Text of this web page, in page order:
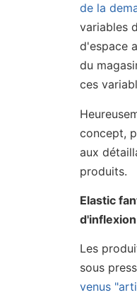
de la
variables
d'espace
du
ces
concept,
aux
produits.
Elastic
d'inflexion
Les
sous
venus